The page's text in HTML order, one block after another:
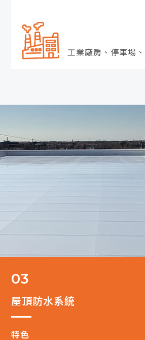
工業廠房、停車場
03
屋頂防水系統
特色